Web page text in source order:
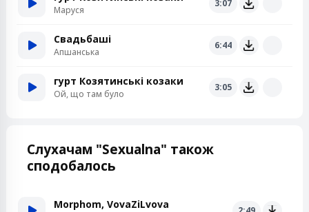
Маруся
3:07
Свадьбаші
Апшанська
6:44
гурт Козятинські козаки
Ой, що там було
3:05
Слухачам "Sexualna" також
сподобалось
Morphom, VovaZiLvova